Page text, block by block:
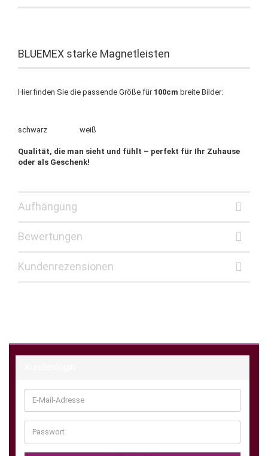
BLUEMEX starke Magnetleisten
Hier finden Sie die passende Größe für 100cm breite Bilder:
schwarz weiß
Qualität, die man sieht und fühlt – perfekt für Ihr Zuhause
oder als Geschenk!
Aufhängung
Bewertungen
Kundenrezensionen
E-
Mail-
Adresse
Passwort